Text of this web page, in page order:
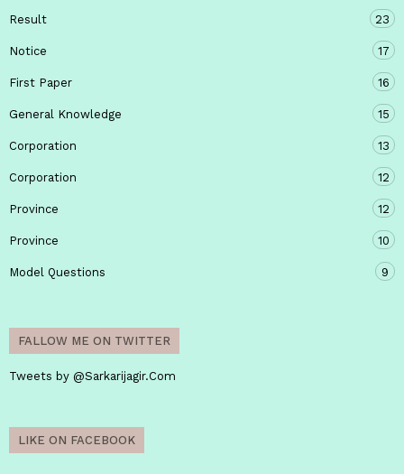
Result 23
Notice 17
First Paper 16
General Knowledge 15
Corporation 13
Corporation 12
Province 12
Province 10
Model Questions 9
FALLOW ME ON TWITTER
Tweets by @Sarkarijagir.Com
LIKE ON FACEBOOK